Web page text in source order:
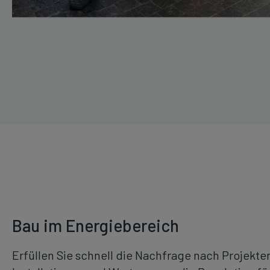
Bau im Energiebereich
Erfüllen Sie schnell die Nachfrage nach